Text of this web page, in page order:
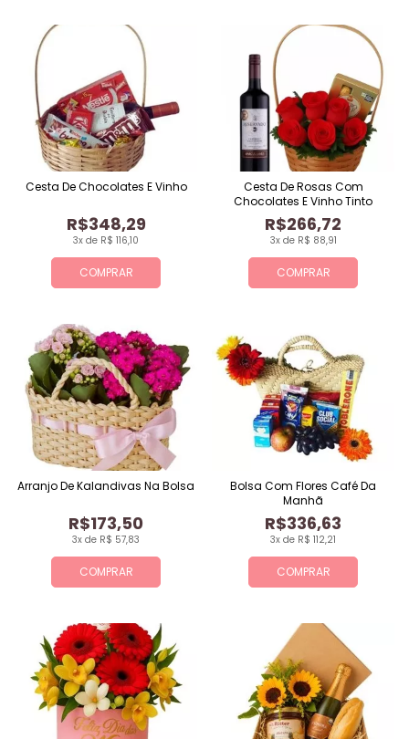
COMPRAR
3x de R$ 116,10
R$348,29
Cesta De Chocolates E Vinho
COMPRAR
3x de R$ 88,91
R$266,72
Cesta De Rosas Com
Chocolates E Vinho Tinto
COMPRAR
3x de R$ 57,83
R$173,50
Arranjo De Kalandivas Na Bolsa
COMPRAR
3x de R$ 112,21
R$336,63
Bolsa Com Flores Café Da
Manhã